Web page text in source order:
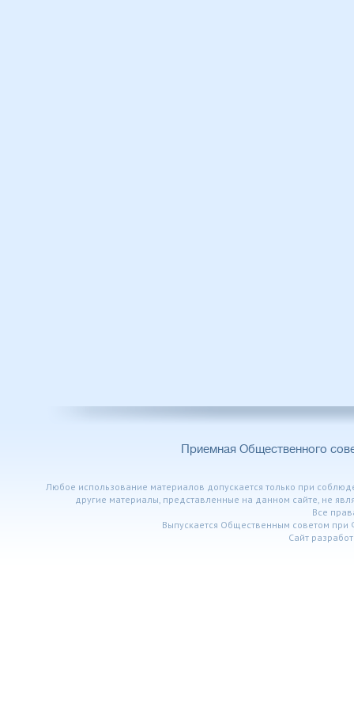
Приемная Общественного
Любое использование материалов допускается только при
другие материалы, представленные на данном сайте, не
Все
Выпускается Общественным советом
Сайт